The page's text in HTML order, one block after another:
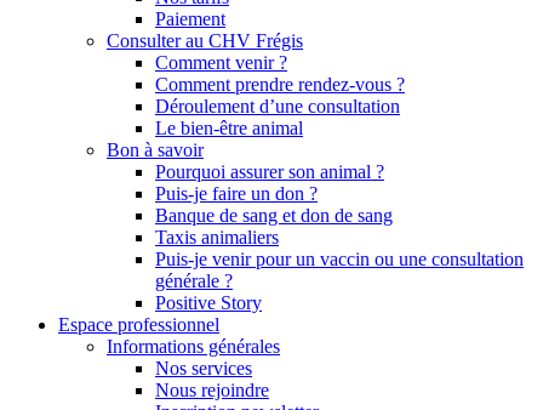
Paiement
Consulter au CHV Frégis
Comment venir ?
Comment prendre rendez-vous ?
Déroulement d’une consultation
Le bien-être animal
Bon à savoir
Pourquoi assurer son animal ?
Puis-je faire un don ?
Banque de sang et don de sang
Taxis animaliers
Puis-je venir pour un vaccin ou une consultation
générale ?
Positive Story
Espace professionnel
Informations générales
Nos services
Nous rejoindre